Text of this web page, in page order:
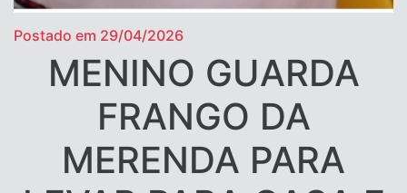
Postado em 29/04/2026
MENINO GUARDA
FRANGO DA
MERENDA PARA